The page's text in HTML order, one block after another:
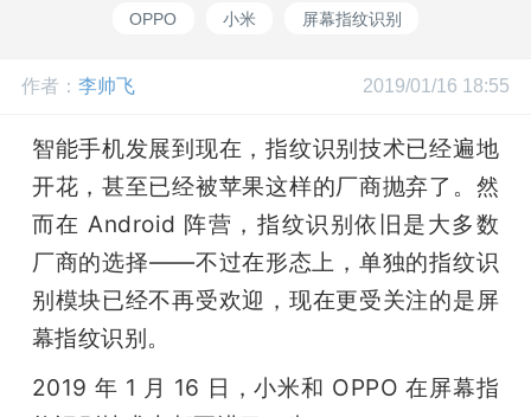
网
开
课
OPPO 小米 屏幕指纹识别
作者： 李帅飞 2019/01/16 18:55
智能手机发展到现在，指纹识别技术已经遍地
开花，甚至已经被苹果这样的厂商抛弃了。然
而在 Android 阵营，指纹识别依旧是大多数
厂商的选择——不过在形态上，单独的指纹识
别模块已经不再受欢迎，现在更受关注的是屏
幕指纹识别。
2019 年 1 月 16 日，小米和 OPPO 在屏幕指